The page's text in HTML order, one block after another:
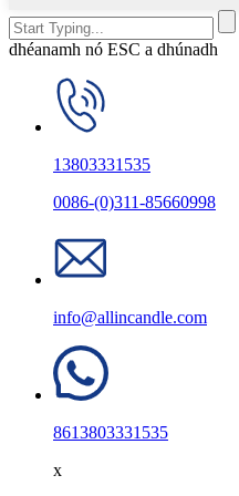
dhéanamh nó ESC a dhúnadh
13803331535
0086-(0)311-85660998
info@allincandle.com
8613803331535
x